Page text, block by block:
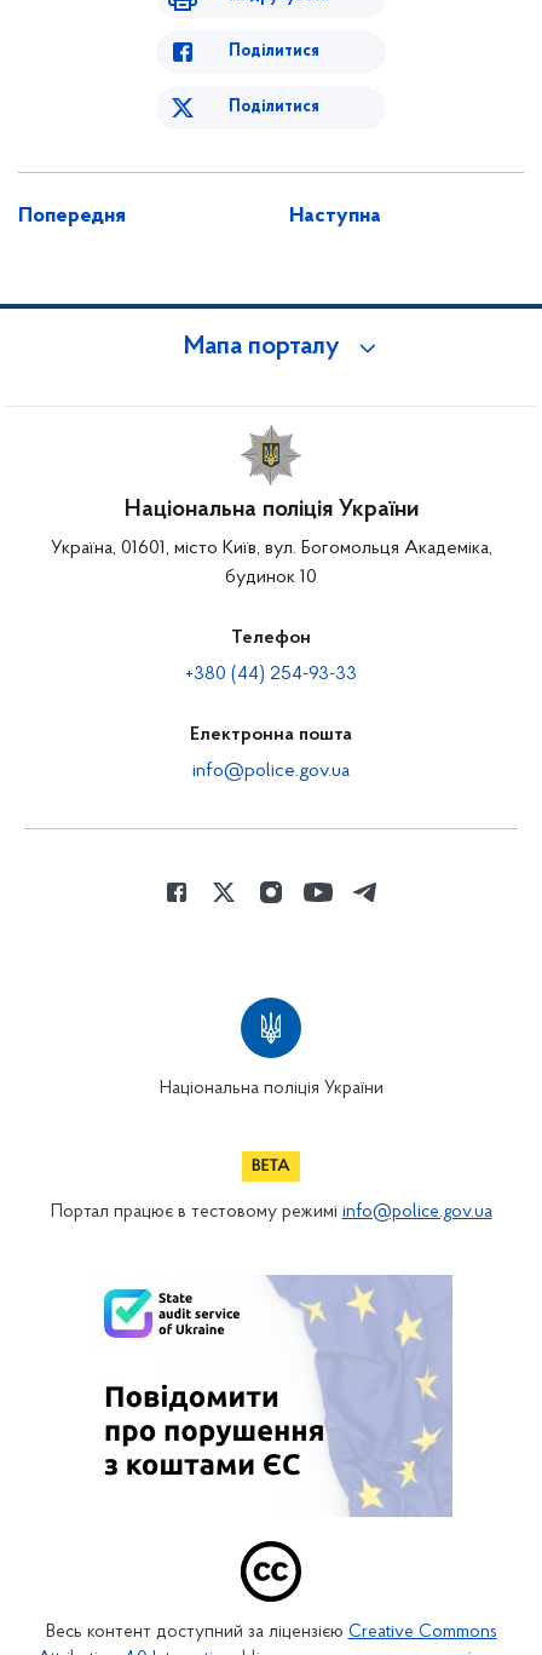
Поділитися
Поділитися
Попередня Наступна
Мапа порталу
Національна поліція України
Україна, 01601, місто Київ, вул. Богомольця Академіка,
будинок 10
Телефон
+380 (44) 254-93-33
Електронна пошта
info@police.gov.ua
Національна поліція України
Портал працює в тестовому режимі info@police.gov.ua
Весь контент доступний за ліцензією Creative Commons